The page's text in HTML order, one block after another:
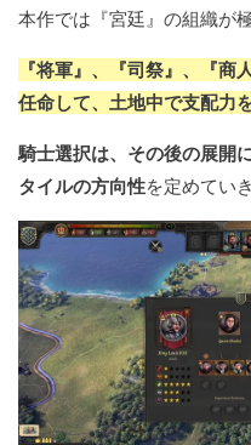
本作では『宮廷』の組織が
『将軍』、『司祭』、『商
任命して、土地中で支配力
騎士選択は、その後の展開
タイルの方向性を定めてい